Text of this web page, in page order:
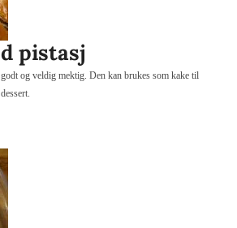
pistasj
og veldig mektig. Den kan brukes som kake til